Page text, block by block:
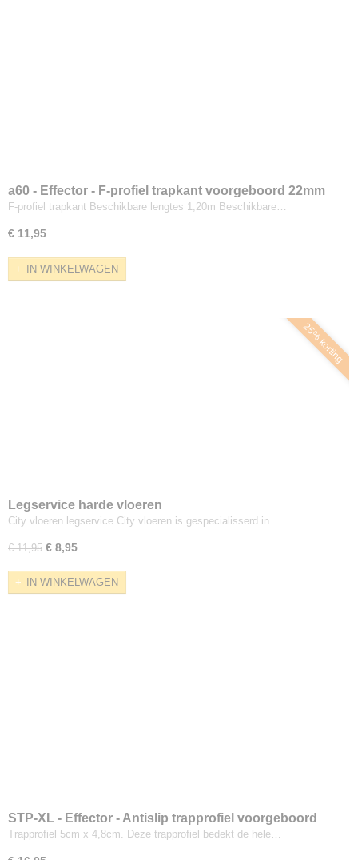
a60 - Effector - F-profiel trapkant voorgeboord 22mm
F-profiel trapkant Beschikbare lengtes 1,20m Beschikbare…
€ 11,95
IN WINKELWAGEN
25% korting
Legservice harde vloeren
City vloeren legservice City vloeren is gespecialisserd in…
€ 11,95 € 8,95
IN WINKELWAGEN
STP-XL - Effector - Antislip trapprofiel voorgeboord
48x50mm
Trapprofiel 5cm x 4,8cm. Deze trapprofiel bedekt de hele…